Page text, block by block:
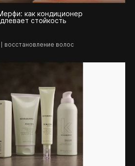
как кондиционер
стойкость
восстановление волос